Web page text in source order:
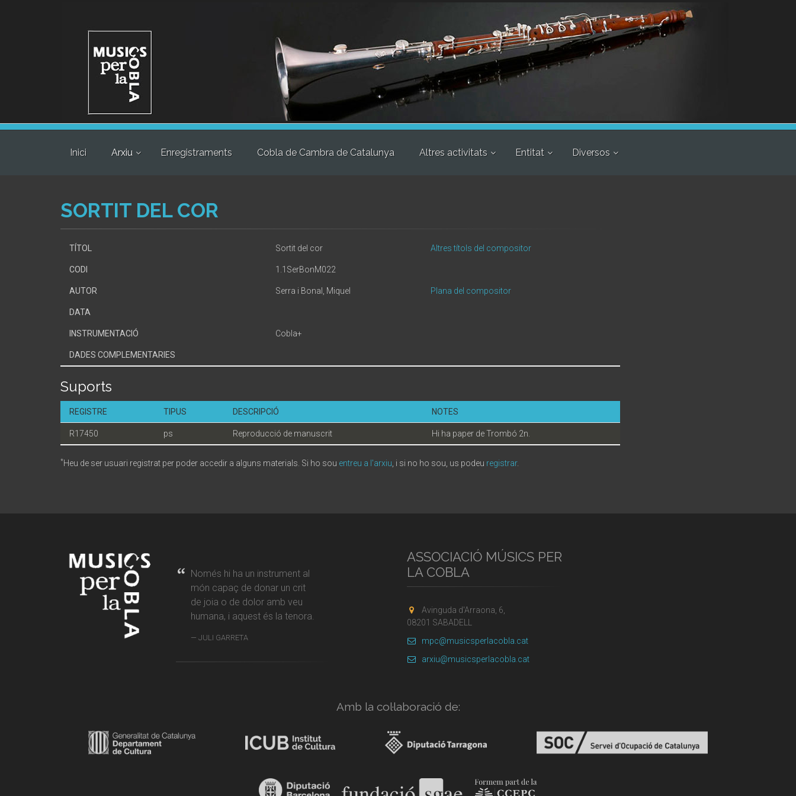
Inici Arxiu Enregistraments Cobla de Cambra de Catalunya Altres activitats Entitat Diversos
SORTIT DEL COR
TÍTOL Sortit del cor Altres títols del compositor
CODI 1.1SerBonM022
AUTOR Serra i Bonal, Miquel Plana del compositor
DATA
INSTRUMENTACIÓ Cobla+
DADES COMPLEMENTARIES
Suports
REGISTRE TIPUS DESCRIPCIÓ NOTES
R17450 ps Reproducció de manuscrit Hi ha paper de Trombó 2n.
*Heu de ser usuari registrat per poder accedir a alguns materials. Si ho sou entreu a l'arxiu , i si no ho sou, us podeu registrar.
Només hi ha un instrument al
món capaç de donar un crit
de joia o de dolor amb veu
humana, i aquest és la tenora.
JULI GARRETA
ASSOCIACIÓ MÚSICS PER
LA COBLA
Avinguda d'Arraona, 6,
08201 SABADELL
mpc@musicsperlacobla.cat
arxiu@musicsperlacobla.cat
Amb la col·laboració de: